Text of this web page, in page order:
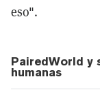
eso".
PairedWorld y
humanas